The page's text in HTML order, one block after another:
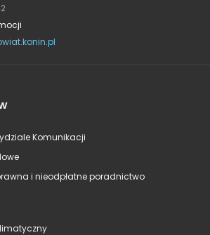
Komunikacji
i nieodpłatne poradnictwo